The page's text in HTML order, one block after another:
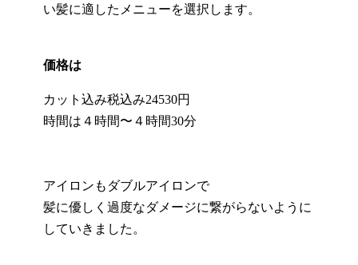
い髪に適したメニューを選択します。
価格は
カット込み税込み24530円
時間は４時間〜４時間30分
アイロンもダブルアイロンで
髪に優しく過度なダメージに繋がらないように
していきました。